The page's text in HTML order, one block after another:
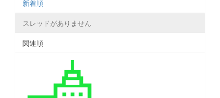
新着順
スレッドがありません
関連順